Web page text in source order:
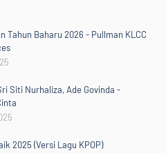
Tahun Baharu 2026 - Pullman KLCC
Siti Nurhaliza, Ade Govinda -
2025 (Versi Lagu KPOP)